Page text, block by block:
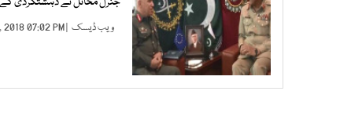
ویب ڈیسک | FEB 08, 2018 07:02 PM |